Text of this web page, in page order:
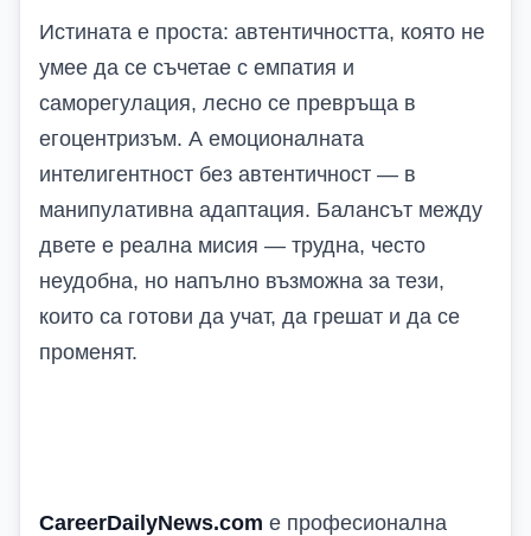
Истината е проста: автентичността, която не
умее да се съчетае с емпатия и
саморегулация, лесно се превръща в
егоцентризъм. А емоционалната
интелигентност без автентичност — в
манипулативна адаптация. Балансът между
двете е реална мисия — трудна, често
неудобна, но напълно възможна за тези,
които са готови да учат, да грешат и да се
променят.
CareerDailyNews.com е професионална